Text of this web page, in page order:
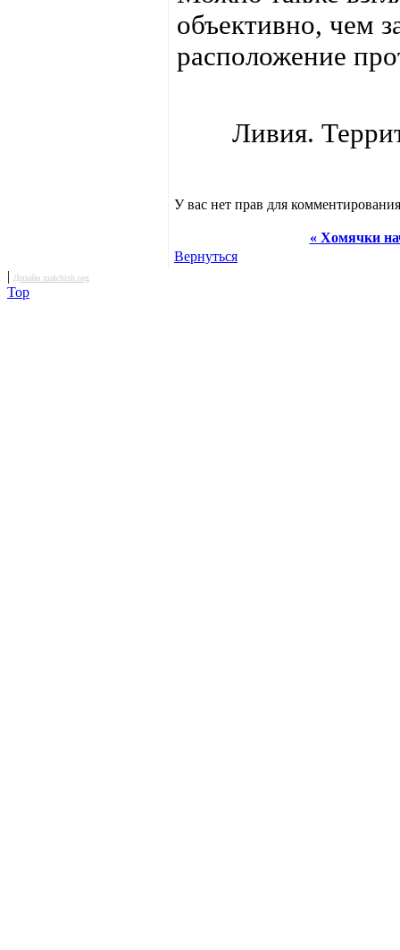
объективно, чем
расположение
Ливия.
У вас нет прав для
« Хомячки
Вернуться
| Дизайн malchish.org
Top